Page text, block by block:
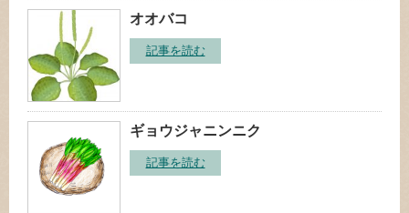
オオバコ
記事を読む
ギョウジャニンニク
記事を読む